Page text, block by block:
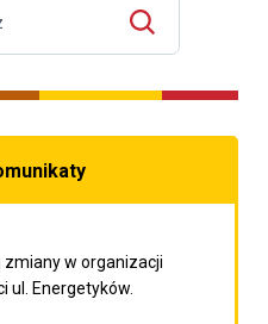
zmiany w organizacji
ul. Energetyków.